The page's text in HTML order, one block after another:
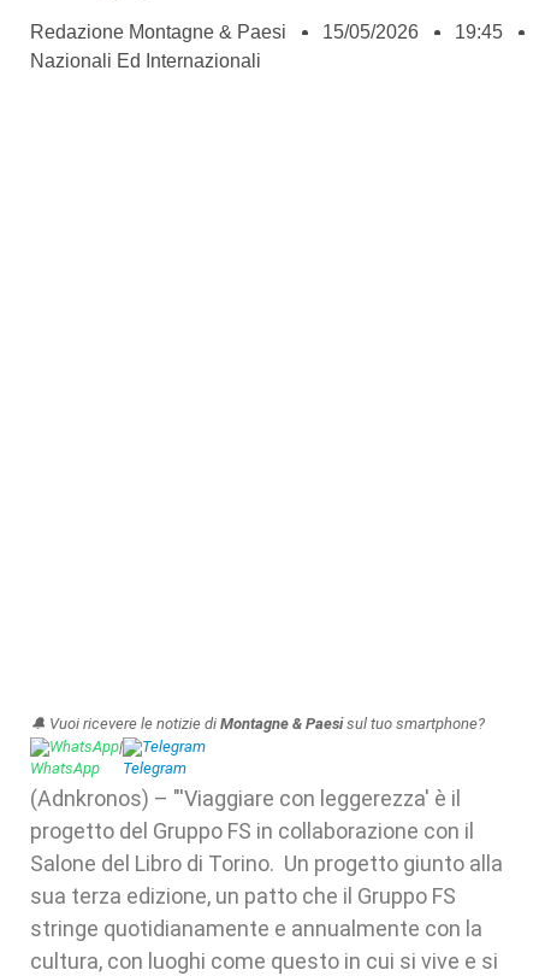
Redazione Montagne & Paesi 15/05/2026
19:45
Nazionali Ed Internazionali
🔔 Vuoi ricevere le notizie di Montagne & Paesisul tuo smartphone?
WhatsApp| Telegram
(Adnkronos) – "'Viaggiare con leggerezza' è il
progetto del Gruppo FS in collaborazione con il
Salone del Libro di Torino. Un progetto giunto alla
sua terza edizione, un patto che il Gruppo FS
stringe quotidianamente e annualmente con la
cultura, con luoghi come questo in cui si vive e si